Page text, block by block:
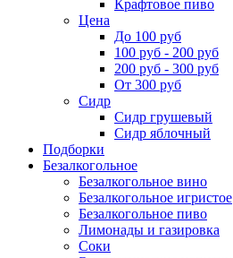
Крафтовое пиво
Цена
До 100 руб
100 руб - 200 руб
200 руб - 300 руб
От 300 руб
Сидр
Сидр грушевый
Сидр яблочный
Подборки
Безалкогольное
Безалкогольное вино
Безалкогольное игристое
Безалкогольное пиво
Лимонады и газировка
Соки